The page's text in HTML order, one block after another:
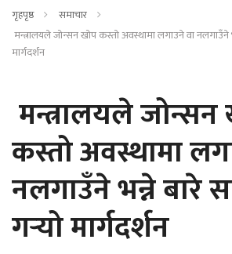
गृहपृष्ठ
समाचार
मन्त्रालयले जोन्सन खोप कस्तो अवस्थामा लगाउने वा नलगाउँने
मार्गदर्शन
मन्त्रालयले
कस्तो अवस्थामा
नलगाउँने भन्ने बारे
गर्‍यो मार्गदर्शन